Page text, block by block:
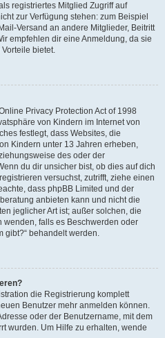
registriertes Mitglied Zugriff auf
zur Verfügung stehen: zum Beispiel
Versand an andere Mitglieder, Beitritt
empfehlen dir eine Anmeldung, da sie
bietet.
Privacy Protection Act of 1998
von Kindern im Internet von
festlegt, dass Websites, die
Kindern unter 13 Jahren erheben,
des oder der
du dir unsicher bist, ob dies auf dich
versuchst, zutrifft, ziehe einen
dass phpBB Limited und der
anbieten kann und nicht die
jeglicher Art ist; außer solchen, die
wenden, falls es Beschwerden oder
gibt?“ behandelt werden.
die Registrierung komplett
Benutzer mehr anmelden können.
oder der Benutzername, mit dem
wurden. Um Hilfe zu erhalten, wende